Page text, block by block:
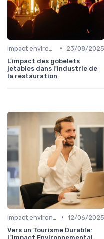
•
23/08/2025
L'impact des gobelets
jetables dans l'industrie de
la restauration
• 12/06/2025
Vers un Tourisme Durable: